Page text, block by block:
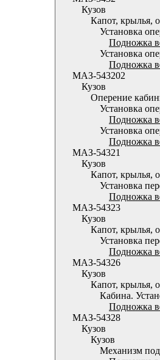
Кузов
Капот, крылья,
Установка
Подножка
Установка
Подножка
МАЗ-543202
Кузов
Оперение
Установка
Подножка
Установка
Подножка
МАЗ-54321
Кузов
Капот, крылья,
Установка
Подножка
МАЗ-54323
Кузов
Капот, крылья,
Установка
Подножка
МАЗ-54326
Кузов
Капот, крылья,
Кабина.
Подножка
МАЗ-54328
Кузов
Кузов
Механизм